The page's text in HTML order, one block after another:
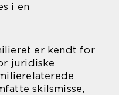
i en
er kendt for
juridiske
skilsmisse,